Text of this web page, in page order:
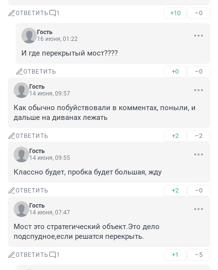
ОТВЕТИТЬ 1 +10 –0
Гость
16 июня, 01:22
И где перекрытый мост????
ОТВЕТИТЬ +0 –0
Гость
14 июня, 09:57
Как обычно побуйствовали в комментах, поныли, и
дальше на диванах лежать
ОТВЕТИТЬ +2 –2
Гость
14 июня, 09:55
Классно будет, пробка будет большая, жду
ОТВЕТИТЬ +2 –0
Гость
14 июня, 07:47
Мост это стратегический объект.Это дело
подспудное,если решатся перекрыть.
ОТВЕТИТЬ 1 +1 –5